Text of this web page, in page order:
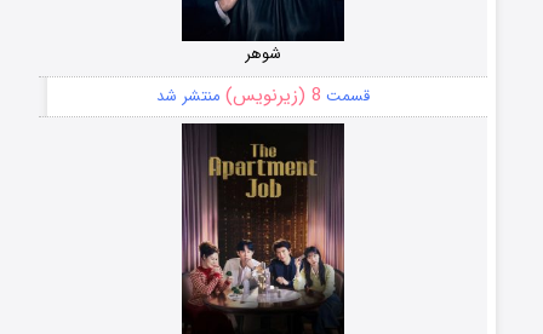
شوهر
قسمت 8 (زیرنویس) منتشر شد